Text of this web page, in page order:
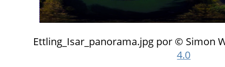
Ettling_Isar_panorama.jpg por © Simon
4.0